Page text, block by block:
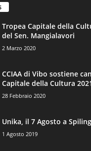
Tropea Capitale della
del Sen. Mangialavori
2 Marzo 2020
CCIAA di Vibo sostiene
Capitale della Cultura
28 Febbraio 2020
Unika, il 7 Agosto a
1 Agosto 2019